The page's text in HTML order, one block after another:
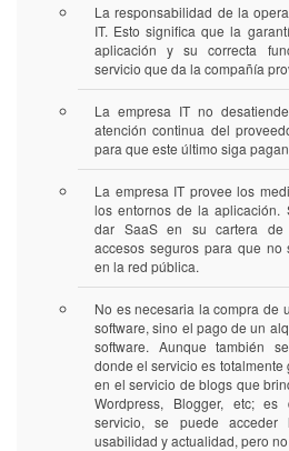
La responsabilidad de la
IT. Esto significa que la
aplicación y su correcta
servicio que da la compañía
La empresa IT no
atención continua del
para que este último siga
La empresa IT provee los
los entornos de la aplicación.
dar SaaS en su cartera de
accesos seguros para que no
en la red pública.
No es necesaria la compra de
software, sino el pago de un
software. Aunque también
donde el servicio es totalmente
en el servicio de blogs que
Wordpress, Blogger, etc;
servicio, se puede acceder
usabilidad y actualidad, pero